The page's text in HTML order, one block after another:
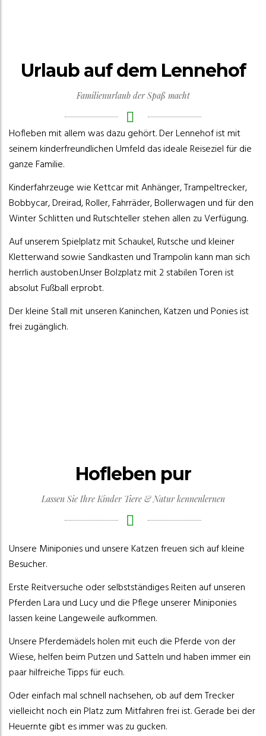
Urlaub auf dem Lennehof
Familienurlaub der Spaß macht
Hofleben mit allem was dazu gehört. Der Lennehof ist mit
seinem kinderfreundlichen Umfeld das ideale Reiseziel für die
ganze Familie.
Kinderfahrzeuge wie Kettcar mit Anhänger, Trampeltrecker,
Bobbycar, Dreirad, Roller, Fahrräder, Bollerwagen und für den
Winter Schlitten und Rutschteller stehen allen zu Verfügung.
Auf unserem Spielplatz mit Schaukel, Rutsche und kleiner
Kletterwand sowie Sandkasten und Trampolin kann man sich
herrlich austoben.Unser Bolzplatz mit 2 stabilen Toren ist
absolut Fußball erprobt.
Der kleine Stall mit unseren Kaninchen, Katzen und Ponies ist
frei zugänglich.
Hofleben pur
Lassen Sie Ihre Kinder Tiere & Natur kennenlernen
Unsere Miniponies und unsere Katzen freuen sich auf kleine
Besucher.
Erste Reitversuche oder selbstständiges Reiten auf unseren
Pferden Lara und Lucy und die Pflege unserer Miniponies
lassen keine Langeweile aufkommen.
Unsere Pferdemädels holen mit euch die Pferde von der
Wiese, helfen beim Putzen und Satteln und haben immer ein
paar hilfreiche Tipps für euch.
Oder einfach mal schnell nachsehen, ob auf dem Trecker
vielleicht noch ein Platz zum Mitfahren frei ist. Gerade bei der
Heuernte gibt es immer was zu gucken.